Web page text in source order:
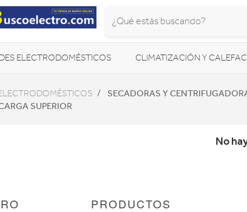
ELECTRODOMÉSTICOS CLIMATIZACIÓN Y
Y REPRODUCTORES SONIDO / AUDIO
SECADORAS Y
SUPERIOR
No
PRODUCTOS